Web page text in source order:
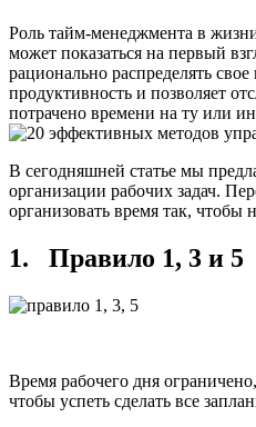
Роль тайм-менеджмента в
может показаться на первый
рационально распределять
продуктивность и позволяет
потрачено времени на ту или
В сегодняшней статье мы
организации рабочих задач.
организовать время так, чтобы
1. Правило 1, 3 и 5
Время рабочего дня
чтобы успеть сделать все